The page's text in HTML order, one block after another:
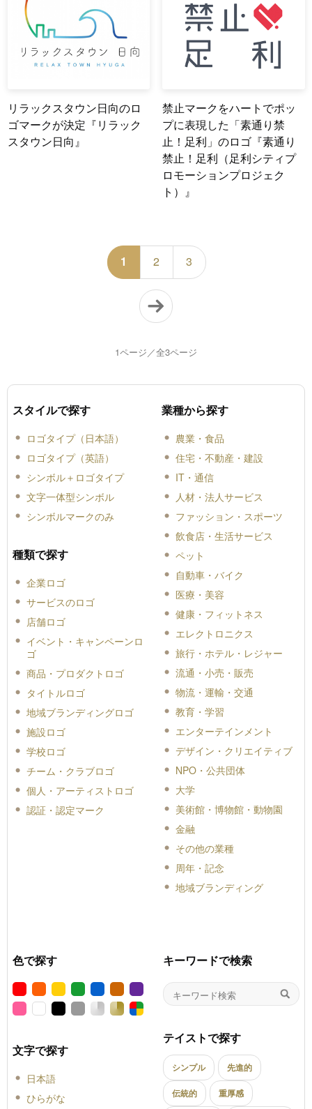
リラックスタウン日向のロ
ゴマークが決定『リラック
スタウン日向』
禁止マークをハートでポッ
プに表現した「素通り禁
止！足利」のロゴ『素通り
禁止！足利（足利シティプ
ロモーションプロジェク
ト）』
1 2 3
1ページ／全3ページ
スタイルで探す
ロゴタイプ（日本語）
ロゴタイプ（英語）
シンボル＋ロゴタイプ
文字一体型シンボル
シンボルマークのみ
種類で探す
企業ロゴ
サービスのロゴ
店舗ロゴ
イベント・キャンペーンロ
ゴ
商品・プロダクトロゴ
タイトルロゴ
地域ブランディングロゴ
施設ロゴ
学校ロゴ
チーム・クラブロゴ
個人・アーティストロゴ
認証・認定マーク
業種から探す
農業・食品
住宅・不動産・建設
IT・通信
人材・法人サービス
ファッション・スポーツ
飲食店・生活サービス
ペット
自動車・バイク
医療・美容
健康・フィットネス
エレクトロニクス
旅行・ホテル・レジャー
流通・小売・販売
物流・運輸・交通
教育・学習
エンターテインメント
デザイン・クリエイティブ
NPO・公共団体
大学
美術館・博物館・動物園
金融
その他の業種
周年・記念
地域ブランディング
色で探す
文字で探す
日本語
ひらがな
キーワードで検索
テイストで探す
シンプル 先進的
伝統的 重厚感